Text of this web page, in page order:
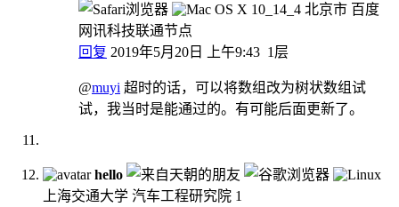
北京市 百度
网讯科技联通节点
回复 2019年5月20日 上午9:43 1层
@muyi 超时的话，可以将数组改为树状数组试
试，我当时是能通过的。有可能后面更新了。
hello
上海交通大学 汽车工程研究院 1